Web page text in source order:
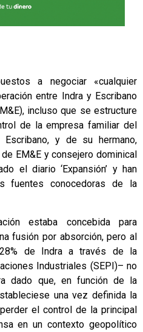
a negociar «cualquier
entre Indra y Escribano
incluso que se estructure
de la empresa familiar del
y de su hermano,
EM&E y consejero dominical
el diario ‘Expansión’ y han
fuentes conocedoras de la
estaba concebida para
fusión por absorción, pero al
de Indra a través de la
Industriales (SEPI)– no
dado que, en función de la
una vez definida la
el control de la principal
en un contexto geopolítico